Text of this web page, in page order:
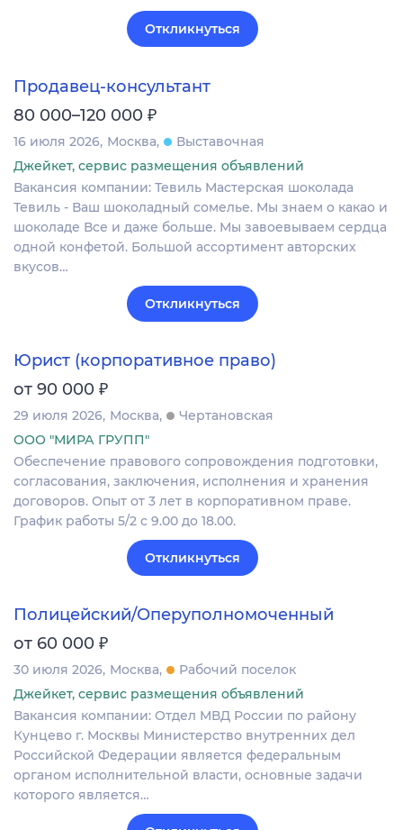
Откликнуться
Продавец-консультант
80 000–120 000 ₽
16 июля 2026 Москва
Выставочная
Джейкет, сервис размещения объявлений
Вакансия компании: Тевиль Мастерская шоколада
Тевиль - Ваш шоколадный сомелье. Мы знаем о какао и
шоколаде Все и даже больше. Мы завоевываем сердца
одной конфетой. Большой ассортимент авторских
вкусов…
Откликнуться
Юрист (корпоративное право)
от 90 000 ₽
29 июля 2026 Москва
Чертановская
ООО "МИРА ГРУПП"
Обеспечение правового сопровождения подготовки,
согласования, заключения, исполнения и хранения
договоров. Опыт от 3 лет в корпоративном праве.
График работы 5/2 с 9.00 до 18.00.
Откликнуться
Полицейский/Оперуполномоченный
от 60 000 ₽
30 июля 2026 Москва
Рабочий поселок
Джейкет, сервис размещения объявлений
Вакансия компании: Отдел МВД России по району
Кунцево г. Москвы Министерство внутренних дел
Российской Федерации является федеральным
органом исполнительной власти, основные задачи
которого является…